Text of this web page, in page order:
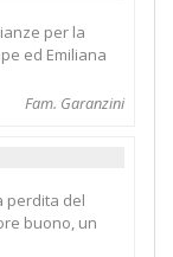
per la
ed Emiliana
Fam. Garanzini
perdita del
buono, un